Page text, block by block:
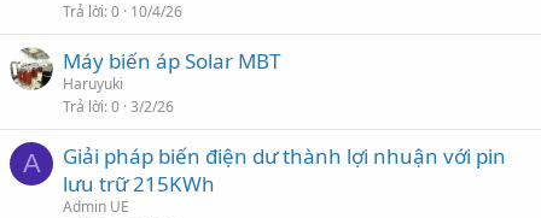
Trả lời 0 10/4/26
Máy biến áp Solar MBT
Haruyuki
Trả lời 0 3/2/26
A
Giải pháp biến điện dư thành lợi nhuận với pin
lưu trữ 215KWh
Admin UE